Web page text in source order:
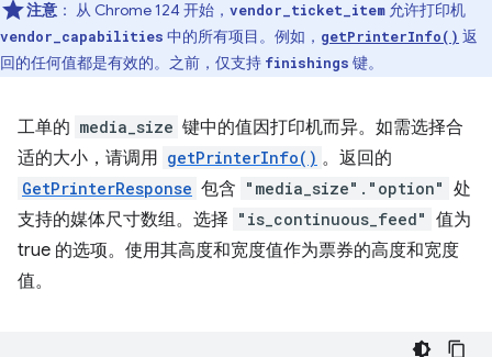
注意 ： 从 Chrome 124 开始， vendor_ticket_item 允许打印机
vendor_capabilities 中的所有项目。例如， getPrinterInfo() 返
回的任何值都是有效的。之前，仅支持 finishings 键。
工单的 media_size 键中的值因打印机而异。如需选择合
适的大小，请调用 getPrinterInfo() 。返回的
GetPrinterResponse 包含 "media_size"."option" 处
支持的媒体尺寸数组。选择 "is_continuous_feed" 值为
true 的选项。使用其高度和宽度值作为票券的高度和宽度
值。